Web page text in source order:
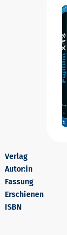
Autor:in
Erschienen